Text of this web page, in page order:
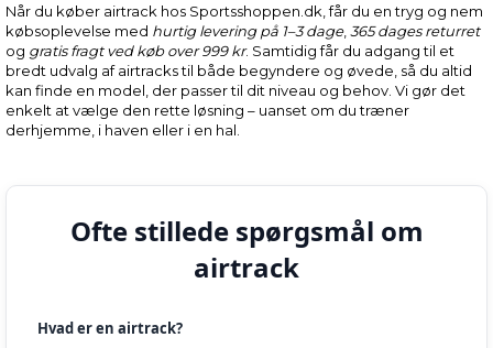
Når du køber airtrack hos Sportsshoppen.dk, får du en tryg og nem
købsoplevelse med hurtig levering på 1–3 dage, 365 dages returret
og gratis fragt ved køb over 999 kr. Samtidig får du adgang til et
bredt udvalg af airtracks til både begyndere og øvede, så du altid
kan finde en model, der passer til dit niveau og behov. Vi gør det
enkelt at vælge den rette løsning – uanset om du træner
derhjemme, i haven eller i en hal.
Ofte stillede spørgsmål om
airtrack
Hvad er en airtrack?